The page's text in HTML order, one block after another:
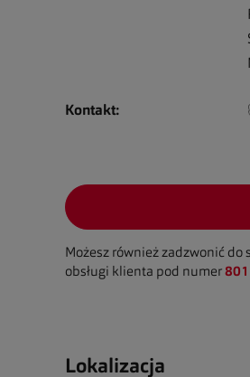
Kontakt:
Możesz również zadzwonić
obsługi klienta pod numer
Lokalizacja